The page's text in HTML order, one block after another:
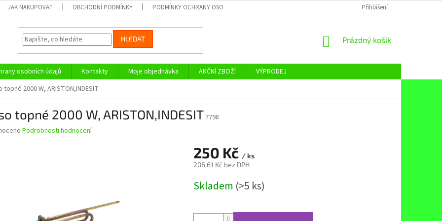
JAK NAKUPOVAT OBCHODNÍ PODMÍNKY PODMÍNKY OCHRANY OSOBNÍCH ÚDAJŮ Přihlášení
HLEDAT
NÁKUPNÍ
Prázdný košík
osobních údajů Kontakty Moje objednávka AKČNÍ ZBOŽÍ
VÝPRODEJ
2000 W, ARISTON,INDESIT
topné 2000 W, ARISTON,INDESIT 7798
Podrobnosti hodnocení
250 Kč / ks
206,61 Kč bez DPH
cena:
Skladem (>5 ks)